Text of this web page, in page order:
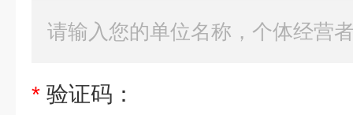
* 验证码：